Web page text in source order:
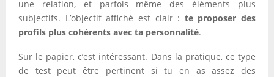
une relation, et parfois même des éléments plus
subjectifs. L’objectif affiché est clair : te proposer des
profils plus cohérents avec ta personnalité.
Sur le papier, c’est intéressant. Dans la pratique, ce type
de test peut être pertinent si tu en as assez des